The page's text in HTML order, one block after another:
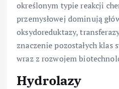
określonym typie reakcji
przemysłowej dominują
oksydoreduktazy,
znaczenie pozostałych klas
wraz z rozwojem
Hydrolazy